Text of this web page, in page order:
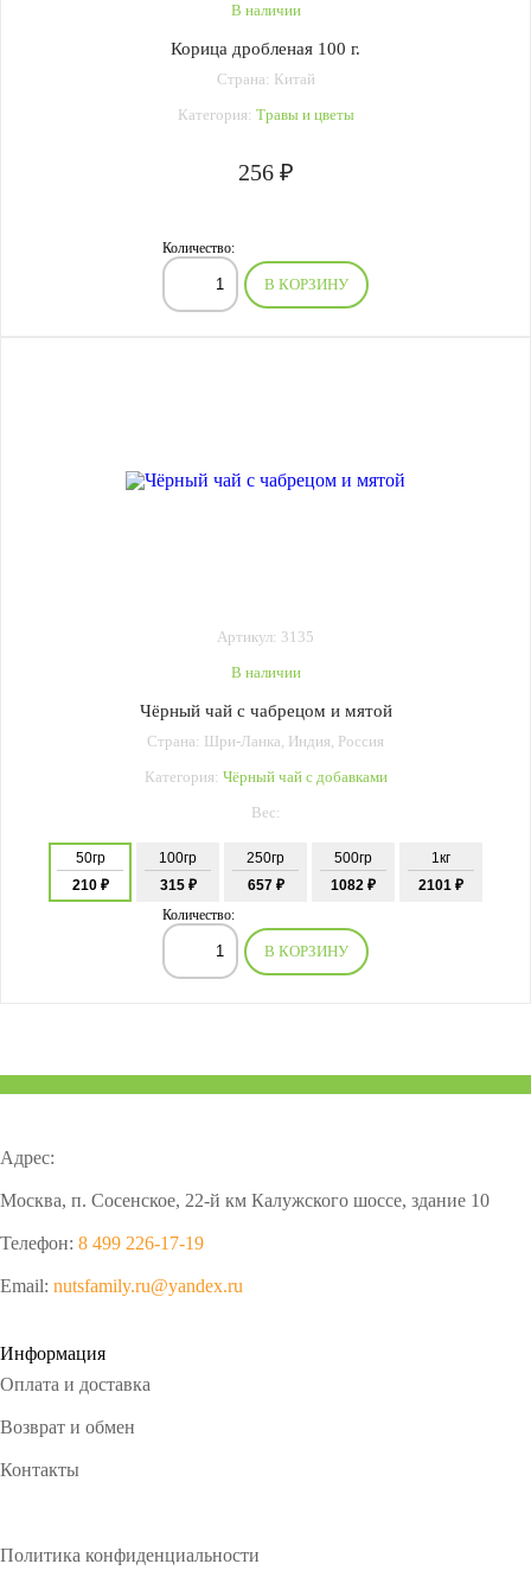
В наличии
Корица дробленая 100 г.
Страна: Китай
Категория: Травы и цветы
256 ₽
Количество:
В КОРЗИНУ
Артикул: 3135
В наличии
Чёрный чай с чабрецом и мятой
Страна: Шри-Ланка, Индия, Россия
Категория: Чёрный чай с добавками
Вес:
50гр
210 ₽
100гр
315 ₽
250гр
657 ₽
500гр
1082 ₽
1кг
2101 ₽
Количество:
В КОРЗИНУ
Адрес:
Москва, п. Сосенское, 22-й км Калужского шоссе, здание 10
Телефон: 8 499 226-17-19
Email: nutsfamily.ru@yandex.ru
Информация
Оплата и доставка
Возврат и обмен
Контакты
Политика конфиденциальности